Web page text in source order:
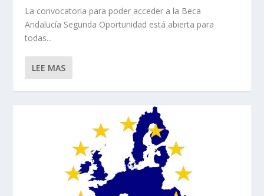
La convocatoria para poder acceder a la Beca
Andalucía Segunda Oportunidad está abierta para
todas...
LEE MAS